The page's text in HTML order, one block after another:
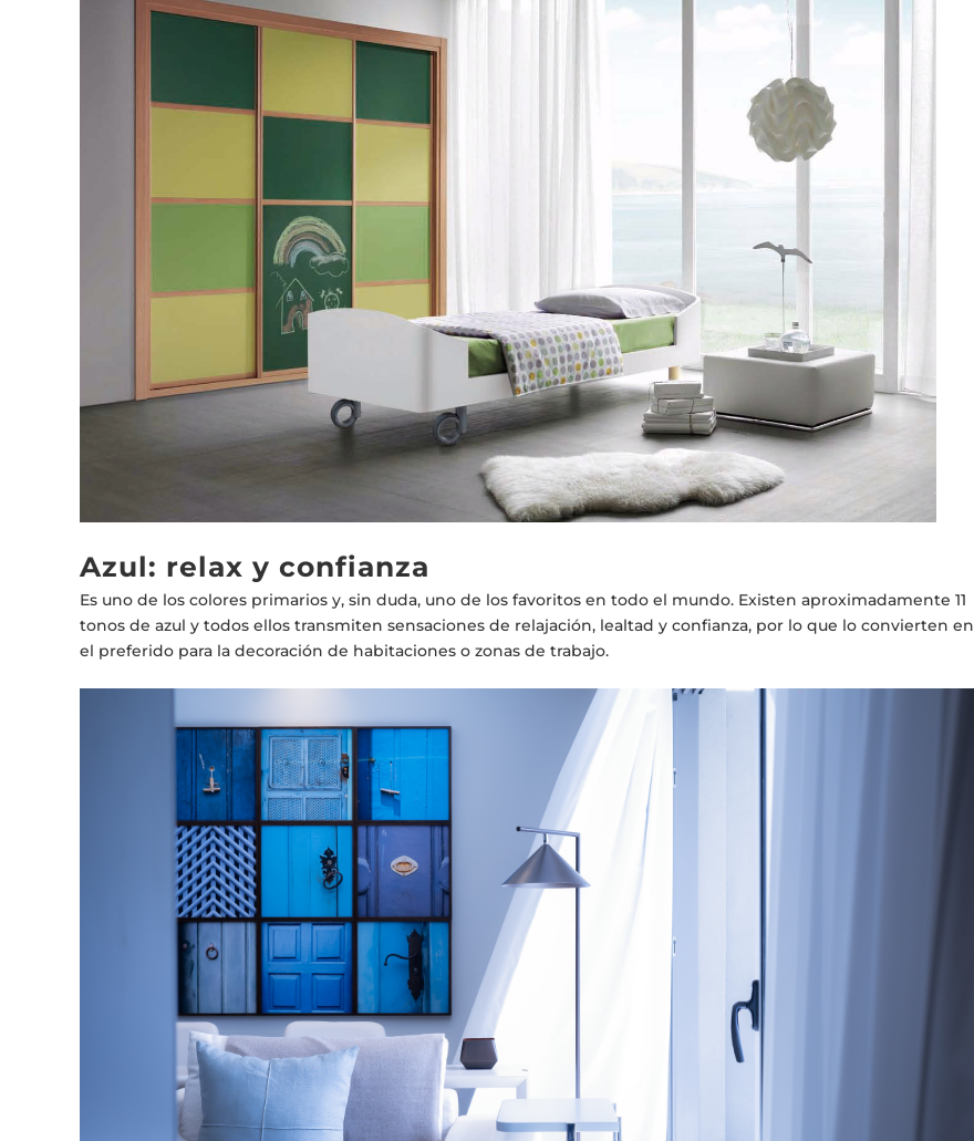
Azul: relax y confianza
Es uno de los colores primarios y, sin duda, uno de los favoritos en todo el mundo. Existen aproximadamente 11
tonos de azul y todos ellos transmiten sensaciones de relajación, lealtad y confianza, por lo que lo convierten en
el preferido para la decoración de habitaciones o zonas de trabajo.